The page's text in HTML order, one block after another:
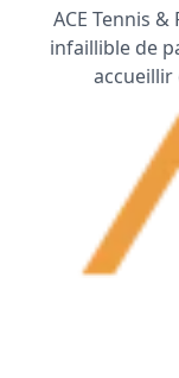
ACE Tennis
infaillible de
accueillir